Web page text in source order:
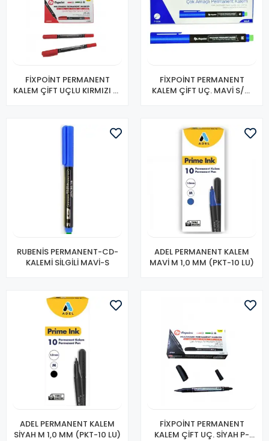
FİXPOİNT PERMANENT
KALEM ÇİFT UÇLU KIRMIZI P-
FİXPOİNT PERMANENT
KALEM ÇİFT UÇ. MAVİ S/M
RUBENİS PERMANENT-CD-
KALEMİ SİLGİLİ MAVİ-S
ADEL PERMANENT KALEM
MAVİ M 1,0 MM (PKT-10 LU)
ADEL PERMANENT KALEM
SİYAH M 1,0 MM (PKT-10 LU)
FİXPOİNT PERMANENT
KALEM ÇİFT UÇ. SİYAH P-